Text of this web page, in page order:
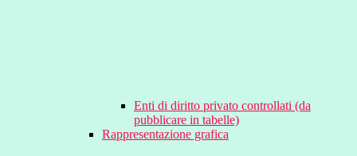
Enti di diritto privato controllati (da
pubblicare in tabelle)
Rappresentazione grafica